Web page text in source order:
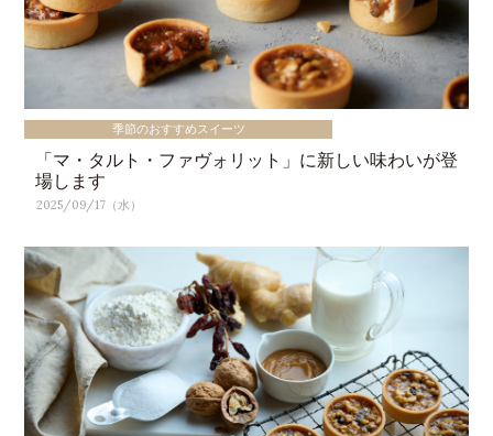
季節のおすすめスイーツ
「マ・タルト・ファヴォリット」に新しい味わいが登
場します
2025/09/17（水）